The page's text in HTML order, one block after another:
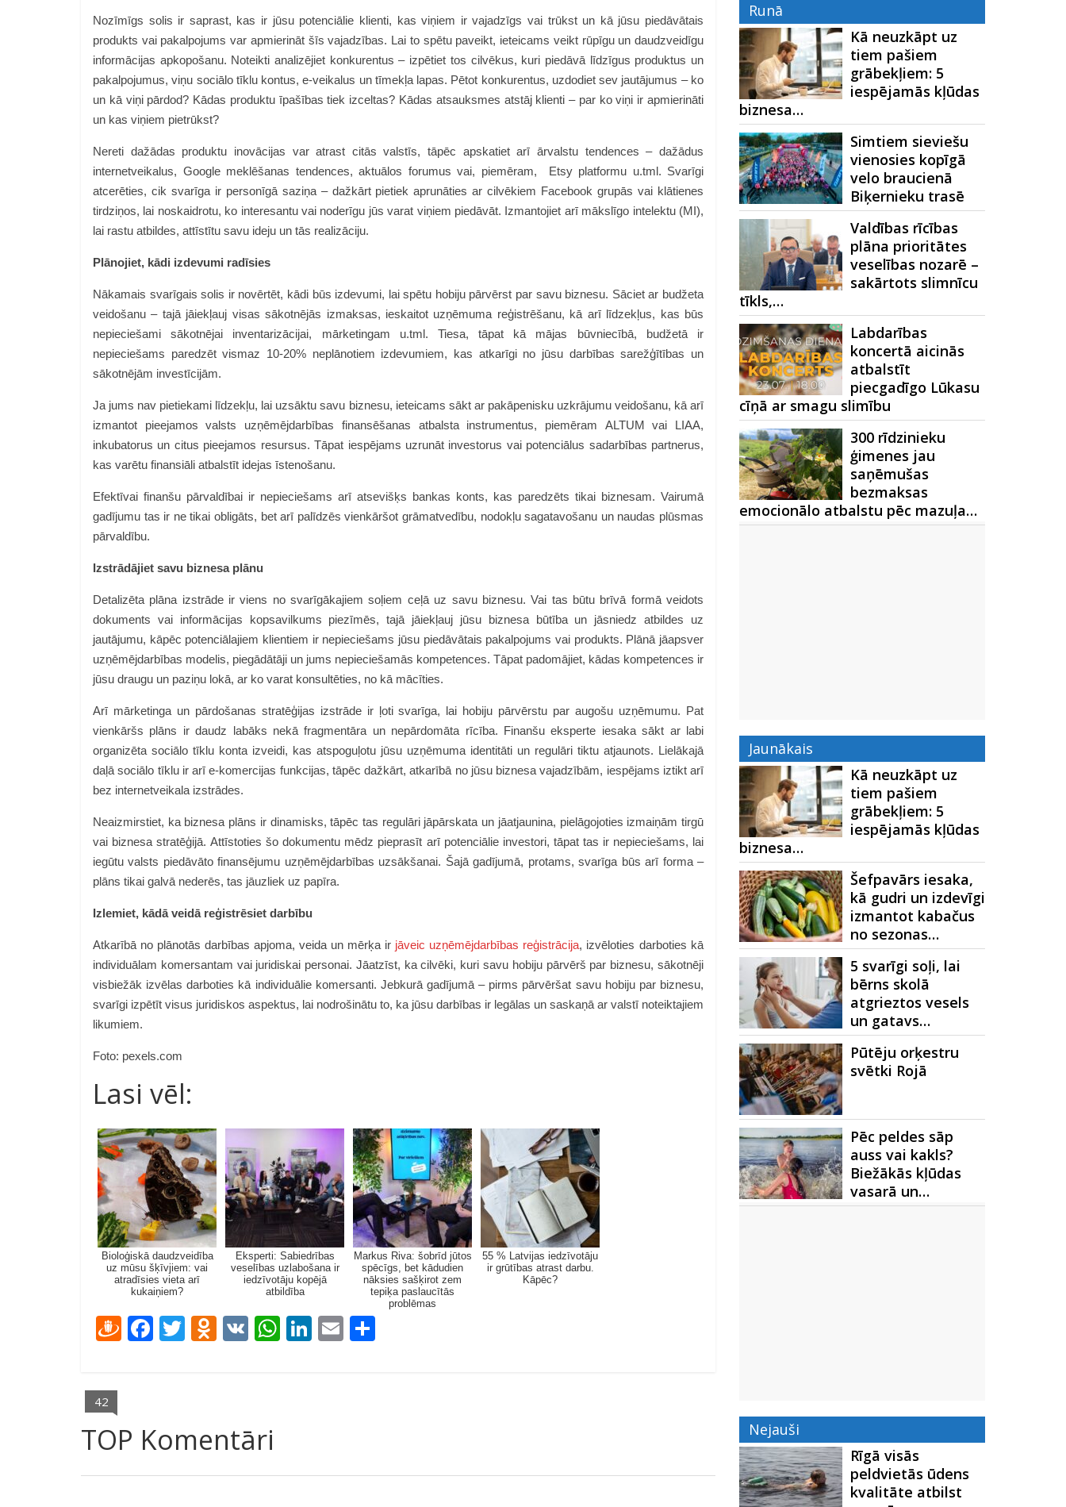
Nozīmīgs solis ir saprast, kas ir jūsu potenciālie klienti, kas viņiem ir vajadzīgs vai trūkst un kā jūsu piedāvātais
produkts vai pakalpojums var apmierināt šīs vajadzības. Lai to spētu paveikt, ieteicams veikt rūpīgu un daudzveidīgu
informācijas apkopošanu. Noteikti analizējiet konkurentus – izpētiet tos cilvēkus, kuri piedāvā līdzīgus produktus un
pakalpojumus, viņu sociālo tīklu kontus, e-veikalus un tīmekļa lapas. Pētot konkurentus, uzdodiet sev jautājumus – ko
un kā viņi pārdod? Kādas produktu īpašības tiek izceltas? Kādas atsauksmes atstāj klienti – par ko viņi ir apmierināti
un kas viņiem pietrūkst?
Nereti dažādas produktu inovācijas var atrast citās valstīs, tāpēc apskatiet arī ārvalstu tendences – dažādus
internetveikalus, Google meklēšanas tendences, aktuālos forumus vai, piemēram, Etsy platformu u.tml. Svarīgi
atcerēties, cik svarīga ir personīgā saziņa – dažkārt pietiek aprunāties ar cilvēkiem Facebook grupās vai klātienes
tirdziņos, lai noskaidrotu, ko interesantu vai noderīgu jūs varat viņiem piedāvāt. Izmantojiet arī mākslīgo intelektu (MI),
lai rastu atbildes, attīstītu savu ideju un tās realizāciju.
Plānojiet, kādi izdevumi radīsies
Nākamais svarīgais solis ir novērtēt, kādi būs izdevumi, lai spētu hobiju pārvērst par savu biznesu. Sāciet ar budžeta
veidošanu – tajā jāiekļauj visas sākotnējās izmaksas, ieskaitot uzņēmuma reģistrēšanu, kā arī līdzekļus, kas būs
nepieciešami sākotnējai inventarizācijai, mārketingam u.tml. Tiesa, tāpat kā mājas būvniecībā, budžetā ir
nepieciešams paredzēt vismaz 10-20% neplānotiem izdevumiem, kas atkarīgi no jūsu darbības sarežģītības un
sākotnējām investīcijām.
Ja jums nav pietiekami līdzekļu, lai uzsāktu savu biznesu, ieteicams sākt ar pakāpenisku uzkrājumu veidošanu, kā arī
izmantot pieejamos valsts uzņēmējdarbības finansēšanas atbalsta instrumentus, piemēram ALTUM vai LIAA,
inkubatorus un citus pieejamos resursus. Tāpat iespējams uzrunāt investorus vai potenciālus sadarbības partnerus,
kas varētu finansiāli atbalstīt idejas īstenošanu.
Efektīvai finanšu pārvaldībai ir nepieciešams arī atsevišķs bankas konts, kas paredzēts tikai biznesam. Vairumā
gadījumu tas ir ne tikai obligāts, bet arī palīdzēs vienkāršot grāmatvedību, nodokļu sagatavošanu un naudas plūsmas
pārvaldību.
Izstrādājiet savu biznesa plānu
Detalizēta plāna izstrāde ir viens no svarīgākajiem soļiem ceļā uz savu biznesu. Vai tas būtu brīvā formā veidots
dokuments vai informācijas kopsavilkums piezīmēs, tajā jāiekļauj jūsu biznesa būtība un jāsniedz atbildes uz
jautājumu, kāpēc potenciālajiem klientiem ir nepieciešams jūsu piedāvātais pakalpojums vai produkts. Plānā jāapsver
uzņēmējdarbības modelis, piegādātāji un jums nepieciešamās kompetences. Tāpat padomājiet, kādas kompetences ir
jūsu draugu un paziņu lokā, ar ko varat konsultēties, no kā mācīties.
Arī mārketinga un pārdošanas stratēģijas izstrāde ir ļoti svarīga, lai hobiju pārvērstu par augošu uzņēmumu. Pat
vienkāršs plāns ir daudz labāks nekā fragmentāra un nepārdomāta rīcība. Finanšu eksperte iesaka sākt ar labi
organizēta sociālo tīklu konta izveidi, kas atspoguļotu jūsu uzņēmuma identitāti un regulāri tiktu atjaunots. Lielākajā
daļā sociālo tīklu ir arī e-komercijas funkcijas, tāpēc dažkārt, atkarībā no jūsu biznesa vajadzībām, iespējams iztikt arī
bez internetveikala izstrādes.
Neaizmirstiet, ka biznesa plāns ir dinamisks, tāpēc tas regulāri jāpārskata un jāatjaunina, pielāgojoties izmaiņām tirgū
vai biznesa stratēģijā. Attīstoties šo dokumentu mēdz pieprasīt arī potenciālie investori, tāpat tas ir nepieciešams, lai
iegūtu valsts piedāvāto finansējumu uzņēmējdarbības uzsākšanai. Šajā gadījumā, protams, svarīga būs arī forma –
plāns tikai galvā nederēs, tas jāuzliek uz papīra.
Izlemiet, kādā veidā reģistrēsiet darbību
Atkarībā no plānotās darbības apjoma, veida un mērķa ir jāveic uzņēmējdarbības reģistrācija, izvēloties darboties kā
individuālam komersantam vai juridiskai personai. Jāatzīst, ka cilvēki, kuri savu hobiju pārvērš par biznesu, sākotnēji
visbiežāk izvēlas darboties kā individuālie komersanti. Jebkurā gadījumā – pirms pārvēršat savu hobiju par biznesu,
svarīgi izpētīt visus juridiskos aspektus, lai nodrošinātu to, ka jūsu darbības ir legālas un saskaņā ar valstī noteiktajiem
likumiem.
Foto: pexels.com
Lasi vēl:
Bioloģiskā daudzveidība
uz mūsu šķīvjiem: vai
atradīsies vieta arī
kukaiņiem?
Eksperti: Sabiedrības
veselības uzlabošana ir
iedzīvotāju kopējā
atbildība
Markus Riva: šobrīd jūtos
spēcīgs, bet kādudien
nāksies sašķirot zem
tepiķa paslaucītās
problēmas
55 % Latvijas iedzīvotāju
ir grūtības atrast darbu.
Kāpēc?
D
e
m
F
o
o
k
T O
kl
as
s
V W
p
Li E
42
TOP Komentāri
Runā
Kā neuzkāpt uz
tiem pašiem
grābekļiem: 5
iespējamās kļūdas
biznesa…
Simtiem sieviešu
vienosies kopīgā
velo braucienā
Biķernieku trasē
Valdības rīcības
plāna prioritātes
veselības nozarē –
sakārtots slimnīcu
tīkls,…
Labdarības
koncertā aicinās
atbalstīt
piecgadīgo Lūkasu
cīņā ar smagu slimību
300 rīdzinieku
ģimenes jau
saņēmušas
bezmaksas
emocionālo atbalstu pēc mazuļa…
Jaunākais
Kā neuzkāpt uz
tiem pašiem
grābekļiem: 5
iespējamās kļūdas
biznesa…
Šefpavārs iesaka,
kā gudri un izdevīgi
izmantot kabačus
no sezonas…
5 svarīgi soļi, lai
bērns skolā
atgrieztos vesels
un gatavs…
Pūtēju orķestru
svētki Rojā
Pēc peldes sāp
auss vai kakls?
Biežākās kļūdas
vasarā un…
Nejauši
Rīgā visās
peldvietās ūdens
kvalitāte atbilst